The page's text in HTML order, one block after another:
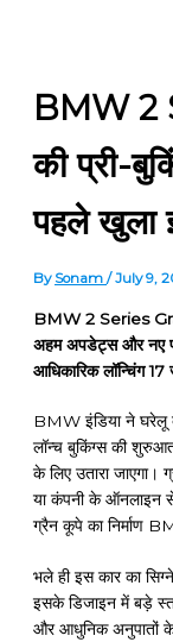
BMW 2
की प्री-
पहले खुला
By Sonam /July 9,
BMW 2 Series
अहम अपडेट्स और नए
आधिकारिक लॉन्चिंग
BMW इंडिया ने घरेलू
लॉन्च बुकिंग्स की
के लिए उतारा
या कंपनी के ऑनलाइन
ग्रैन कूपे का निर्माण
भले ही इस कार का
इसके डिजाइन में बड़े
और आधुनिक अनुपातों के